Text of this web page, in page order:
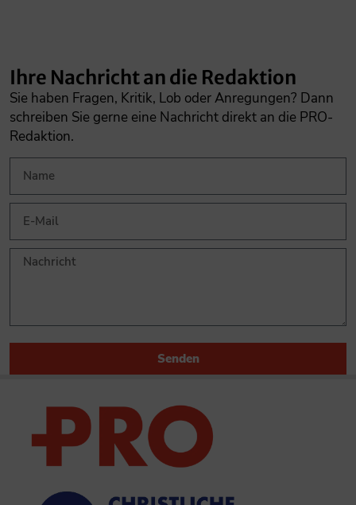
Ihre Nachricht an die Redaktion
Sie haben Fragen, Kritik, Lob oder Anregungen? Dann
schreiben Sie gerne eine Nachricht direkt an die PRO-
Redaktion.
Senden